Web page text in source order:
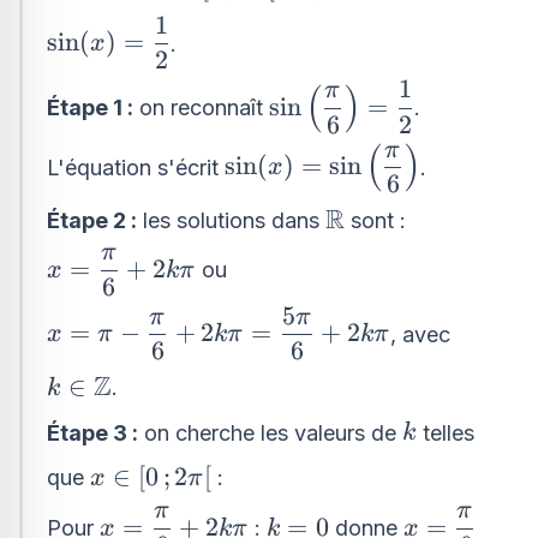
\right\}
\sin(x) =
\dfrac{1}
{2}
sin(x) =
2
1
.
Étape 1 : on reconnaît
\sin\left(\dfrac{\pi}
{6}\right) =
\dfrac{1}{2}
sin ( 6
π ) =
2
1
.
L'équation s'écrit \sin(x) =
\sin\left(\dfrac{\pi}
{6}\right)
sin(x) = sin ( 6
π ).
Étape 2 : les solutions dans \mathbb{R}
R sont :
x =
\dfrac{\pi}
{6} +
x =
6
π
+ 2kπ ou
\dfrac{\pi}
{6} + 2k\pi
=
\dfrac{5\pi}
{6} + 2k\pi
x = π −
6
π
+ 2kπ =
6
5π
+ 2kπ, avec
k \in
\mathbb{Z}
k ∈ Z.
Étape 3 : on cherche les valeurs de k
k telles
que x
x ∈ [0 ;2π[ :
Pour x =
x =
π
+ 2kπ : k
k = 0 donne x =
x =
π